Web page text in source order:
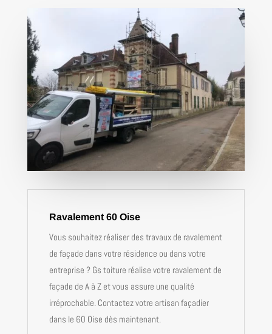
Ravalement 60 Oise
Vous souhaitez réaliser des travaux de ravalement
de façade dans votre résidence ou dans votre
entreprise ? Gs toiture réalise votre ravalement de
façade de A à Z et vous assure une qualité
irréprochable. Contactez votre artisan façadier
dans le 60 Oise dès maintenant.